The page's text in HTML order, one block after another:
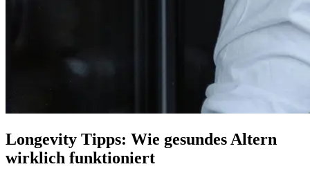
Longevity Tipps: Wie gesundes Altern
wirklich funktioniert